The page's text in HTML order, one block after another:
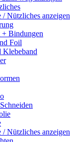
/ Nützliches anzeigen
+ Bindungen
Foil
Klebeband
/ Nützliches anzeigen